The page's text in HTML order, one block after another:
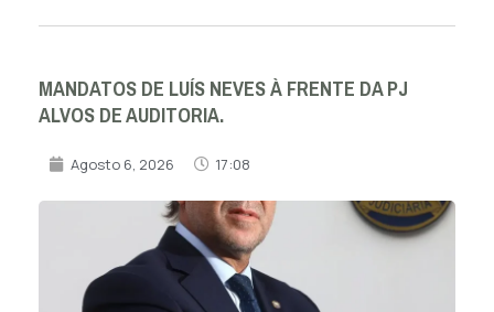
MANDATOS DE LUÍS NEVES À FRENTE DA PJ
ALVOS DE AUDITORIA.
Agosto 6, 2026 17:08